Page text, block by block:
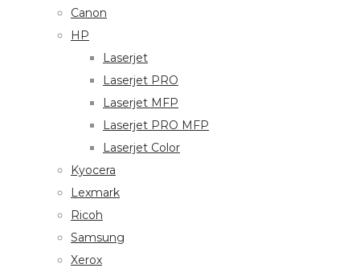
Canon
HP
Laserjet
Laserjet PRO
Laserjet MFP
Laserjet PRO MFP
Laserjet Color
Kyocera
Lexmark
Ricoh
Samsung
Xerox